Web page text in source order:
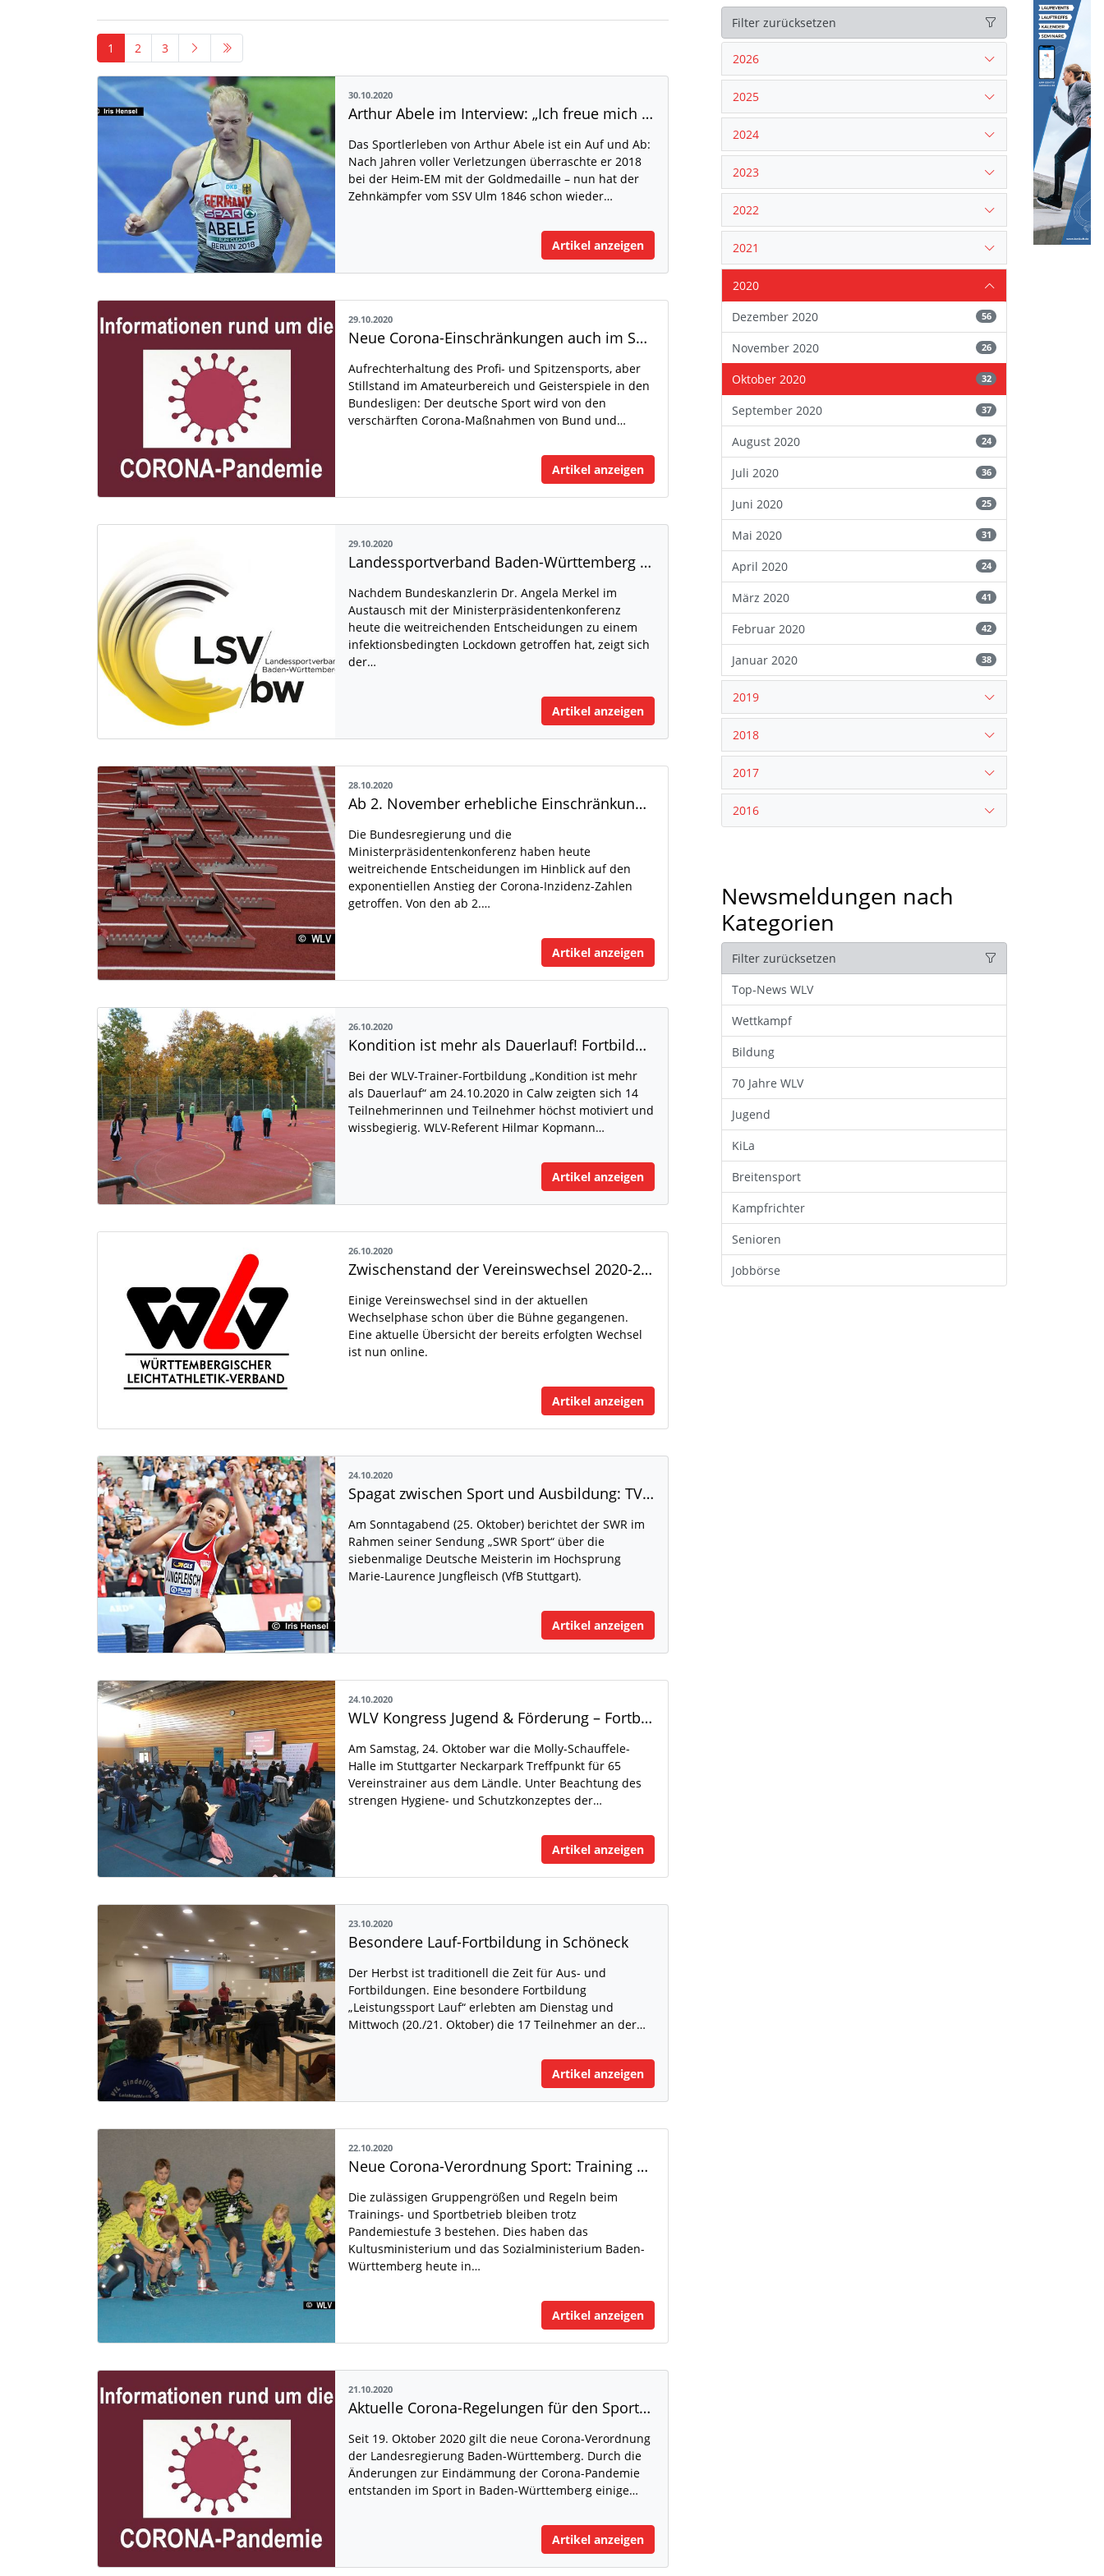
1 2 3
30.10.2020
Arthur Abele im Interview: „Ich freue mich über jeden Tempolauf"
Das Sportlerleben von Arthur Abele ist ein Auf und Ab:
Nach Jahren voller Verletzungen überraschte er 2018
bei der Heim-EM mit der Goldmedaille – nun hat der
Zehnkämpfer vom SSV Ulm 1846 schon wieder…
Artikel anzeigen
29.10.2020
Neue Corona-Einschränkungen auch im Sport: „Harte Entscheidung“
Aufrechterhaltung des Profi- und Spitzensports, aber
Stillstand im Amateurbereich und Geisterspiele in den
Bundesligen: Der deutsche Sport wird von den
verschärften Corona-Maßnahmen von Bund und…
Artikel anzeigen
29.10.2020
Landessportverband Baden-Württemberg enttäuscht über Entscheidung der Politik
Nachdem Bundeskanzlerin Dr. Angela Merkel im
Austausch mit der Ministerpräsidentenkonferenz
heute die weitreichenden Entscheidungen zu einem
infektionsbedingten Lockdown getroffen hat, zeigt sich
der…
Artikel anzeigen
28.10.2020
Ab 2. November erhebliche Einschränkungen für den Sport
Die Bundesregierung und die
Ministerpräsidentenkonferenz haben heute
weitreichende Entscheidungen im Hinblick auf den
exponentiellen Anstieg der Corona-Inzidenz-Zahlen
getroffen. Von den ab 2.…
Artikel anzeigen
26.10.2020
Kondition ist mehr als Dauerlauf! Fortbildung in Calw
Bei der WLV-Trainer-Fortbildung „Kondition ist mehr
als Dauerlauf“ am 24.10.2020 in Calw zeigten sich 14
Teilnehmerinnen und Teilnehmer höchst motiviert und
wissbegierig. WLV-Referent Hilmar Kopmann…
Artikel anzeigen
26.10.2020
Zwischenstand der Vereinswechsel 2020-2021 online
Einige Vereinswechsel sind in der aktuellen
Wechselphase schon über die Bühne gegangenen.
Eine aktuelle Übersicht der bereits erfolgten Wechsel
ist nun online.
Artikel anzeigen
24.10.2020
Spagat zwischen Sport und Ausbildung: TV-Beitrag über Marie-Laurence Jungfleisch
Am Sonntagabend (25. Oktober) berichtet der SWR im
Rahmen seiner Sendung „SWR Sport“ über die
siebenmalige Deutsche Meisterin im Hochsprung
Marie-Laurence Jungfleisch (VfB Stuttgart).
Artikel anzeigen
24.10.2020
WLV Kongress Jugend & Förderung – Fortbildung mit Abstand
Am Samstag, 24. Oktober war die Molly-Schauffele-
Halle im Stuttgarter Neckarpark Treffpunkt für 65
Vereinstrainer aus dem Ländle. Unter Beachtung des
strengen Hygiene- und Schutzkonzeptes der…
Artikel anzeigen
23.10.2020
Besondere Lauf-Fortbildung in Schöneck
Der Herbst ist traditionell die Zeit für Aus- und
Fortbildungen. Eine besondere Fortbildung
„Leistungssport Lauf“ erlebten am Dienstag und
Mittwoch (20./21. Oktober) die 17 Teilnehmer an der…
Artikel anzeigen
22.10.2020
Neue Corona-Verordnung Sport: Training weiterhin mit 20 Personen erlaubt
Die zulässigen Gruppengrößen und Regeln beim
Trainings- und Sportbetrieb bleiben trotz
Pandemiestufe 3 bestehen. Dies haben das
Kultusministerium und das Sozialministerium Baden-
Württemberg heute in…
Artikel anzeigen
21.10.2020
Aktuelle Corona-Regelungen für den Sport in Baden-Württemberg
Seit 19. Oktober 2020 gilt die neue Corona-Verordnung
der Landesregierung Baden-Württemberg. Durch die
Änderungen zur Eindämmung der Corona-Pandemie
entstanden im Sport in Baden-Württemberg einige…
Artikel anzeigen
Filter zurücksetzen
2026
2025
2024
2023
2022
2021
2020
Dezember 2020
56
November 2020 26
Oktober 2020 32
September 2020 37
August 2020 24
Juli 2020 36
Juni 2020 25
Mai 2020 31
April 2020 24
März 2020 41
Februar 2020 42
Januar 2020 38
2019
2018
2017
2016
Newsmeldungen nach
Kategorien
Filter zurücksetzen
Top-News WLV
Wettkampf
Bildung
70 Jahre WLV
Jugend
KiLa
Breitensport
Kampfrichter
Senioren
Jobbörse